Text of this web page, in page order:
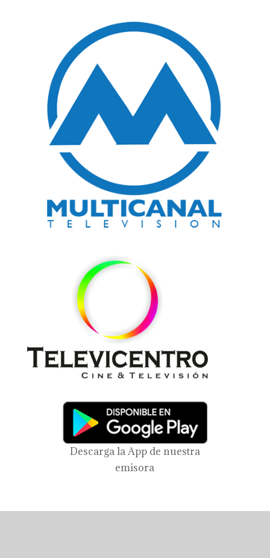
Descarga la App de nuestra
emisora